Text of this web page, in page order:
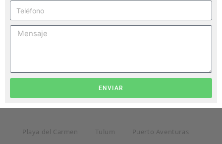
ENVIAR
Playa del Carmen Tulum
Puerto Aventuras